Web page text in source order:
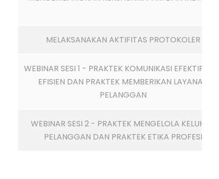
MELAKSANAKAN AKTIFITAS PROTOKOLER
WEBINAR SESI 1 - PRAKTEK KOMUNIKASI EFEKTIF
EFISIEN DAN PRAKTEK MEMBERIKAN LAYANAN
PELANGGAN
WEBINAR SESI 2 - PRAKTEK MENGELOLA KELUHAN
PELANGGAN DAN PRAKTEK ETIKA PROFESI